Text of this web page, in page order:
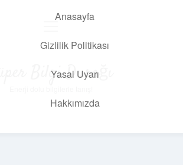
Anasayfa
Gizlilik Politikası
Yasal Uyarı
Hakkımızda
Süper Bilgi Durağı